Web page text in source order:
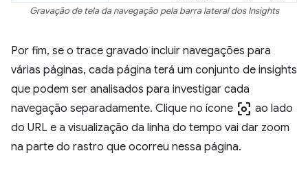
Gravação de tela da navegação pela barra lateral dos Insights
Por fim, se o trace gravado incluir navegações para
várias páginas, cada página terá um conjunto de insights
que podem ser analisados para investigar cada
navegação separadamente. Clique no ícone center_focus_weak ao lado
do URL e a visualização da linha do tempo vai dar zoom
na parte do rastro que ocorreu nessa página.